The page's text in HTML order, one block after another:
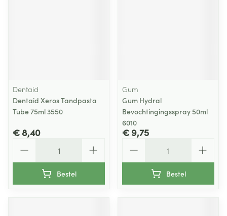
Dentaid
Dentaid Xeros Tandpasta
Tube 75ml 3550
€ 8,40
Bestel
Gum
Gum Hydral
Bevochtingingsspray 50ml
6010
€ 9,75
Bestel